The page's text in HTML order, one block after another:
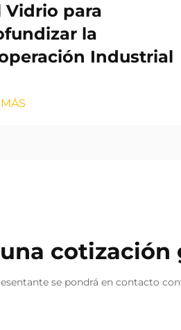
Vidrio para
la
Industrial
cotización
se pondrá en contacto